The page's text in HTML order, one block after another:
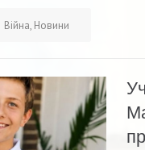
Війна, Новини